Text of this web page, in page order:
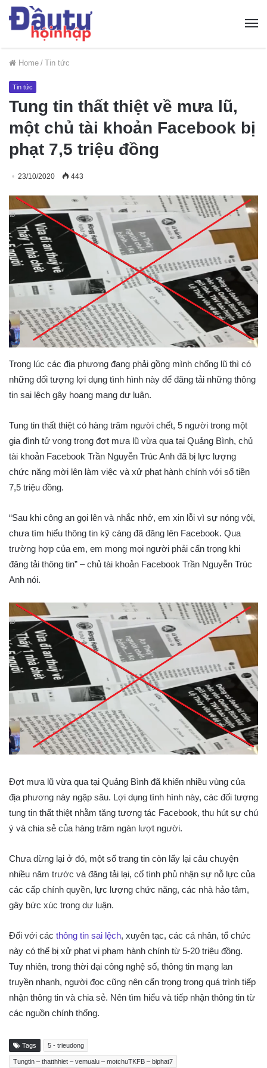
Home / Tin tức
Tin tức
Tung tin thất thiệt về mưa lũ,
một chủ tài khoản Facebook bị
phạt 7,5 triệu đồng
23/10/2020 443
Trong lúc các địa phương đang phải gồng mình chống lũ thì có
những đối tượng lợi dụng tình hình này để đăng tải những thông
tin sai lệch gây hoang mang dư luận.
Tung tin thất thiệt có hàng trăm người chết, 5 người trong một
gia đình tử vong trong đợt mưa lũ vừa qua tại Quảng Bình, chủ
tài khoản Facebook Trần Nguyễn Trúc Anh đã bị lực lượng
chức năng mời lên làm việc và xử phạt hành chính với số tiền
7,5 triệu đồng.
“Sau khi công an gọi lên và nhắc nhở, em xin lỗi vì sự nóng vội,
chưa tìm hiểu thông tin kỹ càng đã đăng lên Facebook. Qua
trường hợp của em, em mong mọi người phải cẩn trọng khi
đăng tải thông tin” – chủ tài khoản Facebook Trần Nguyễn Trúc
Anh nói.
Đợt mưa lũ vừa qua tại Quảng Bình đã khiến nhiều vùng của
địa phương này ngập sâu. Lợi dụng tình hình này, các đối tượng
tung tin thất thiệt nhằm tăng tương tác Facebook, thu hút sự chú
ý và chia sẻ của hàng trăm ngàn lượt người.
Chưa dừng lại ở đó, một số trang tin còn lấy lại câu chuyện
nhiều năm trước và đăng tải lại, cố tình phủ nhận sự nỗ lực của
các cấp chính quyền, lực lượng chức năng, các nhà hảo tâm,
gây bức xúc trong dư luận.
Đối với các thông tin sai lệch, xuyên tạc, các cá nhân, tổ chức
này có thể bị xử phạt vi phạm hành chính từ 5-20 triệu đồng.
Tuy nhiên, trong thời đại công nghệ số, thông tin mạng lan
truyền nhanh, người đọc cũng nên cẩn trọng trong quá trình tiếp
nhận thông tin và chia sẻ. Nên tìm hiểu và tiếp nhận thông tin từ
các nguồn chính thống.
Tags 5 - trieudong
Tungtin – thatthhiet – vemualu – motchuTKFB – biphat7